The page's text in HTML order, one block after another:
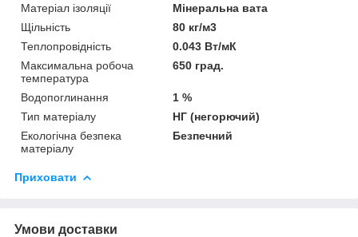
Матеріал ізоляції
Мінеральна вата
Щільність
80 кг/м3
Теплопровідність
0.043 Вт/мК
Максимальна робоча
температура
650 град.
Водопоглинання
1 %
Тип матеріалу
НГ (негорючий)
Екологічна безпека
матеріалу
Безпечний
Приховати
Умови доставки